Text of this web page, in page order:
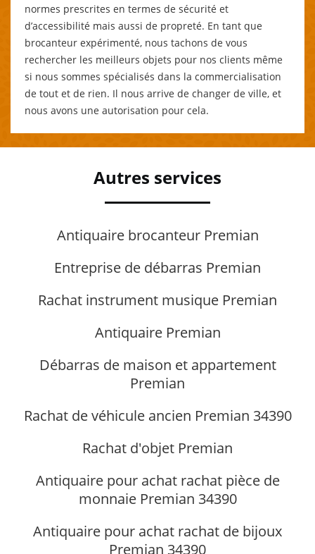
normes prescrites en termes de sécurité et
d’accessibilité mais aussi de propreté. En tant que
brocanteur expérimenté, nous tachons de vous
rechercher les meilleurs objets pour nos clients même
si nous sommes spécialisés dans la commercialisation
de tout et de rien. Il nous arrive de changer de ville, et
nous avons une autorisation pour cela.
Autres services
Antiquaire brocanteur Premian
Entreprise de débarras Premian
Rachat instrument musique Premian
Antiquaire Premian
Débarras de maison et appartement
Premian
Rachat de véhicule ancien Premian 34390
Rachat d'objet Premian
Antiquaire pour achat rachat pièce de
monnaie Premian 34390
Antiquaire pour achat rachat de bijoux
Premian 34390